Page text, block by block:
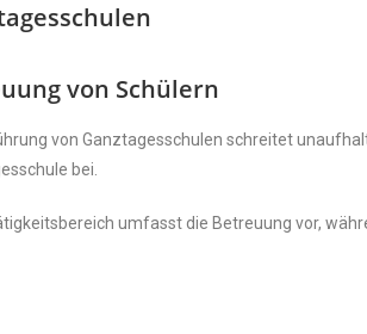
von Schülern
von Ganztagesschulen schreitet
bei.
umfasst die Betreuung vor,